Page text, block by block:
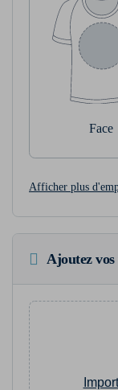
Face
Afficher plus
Ajoutez